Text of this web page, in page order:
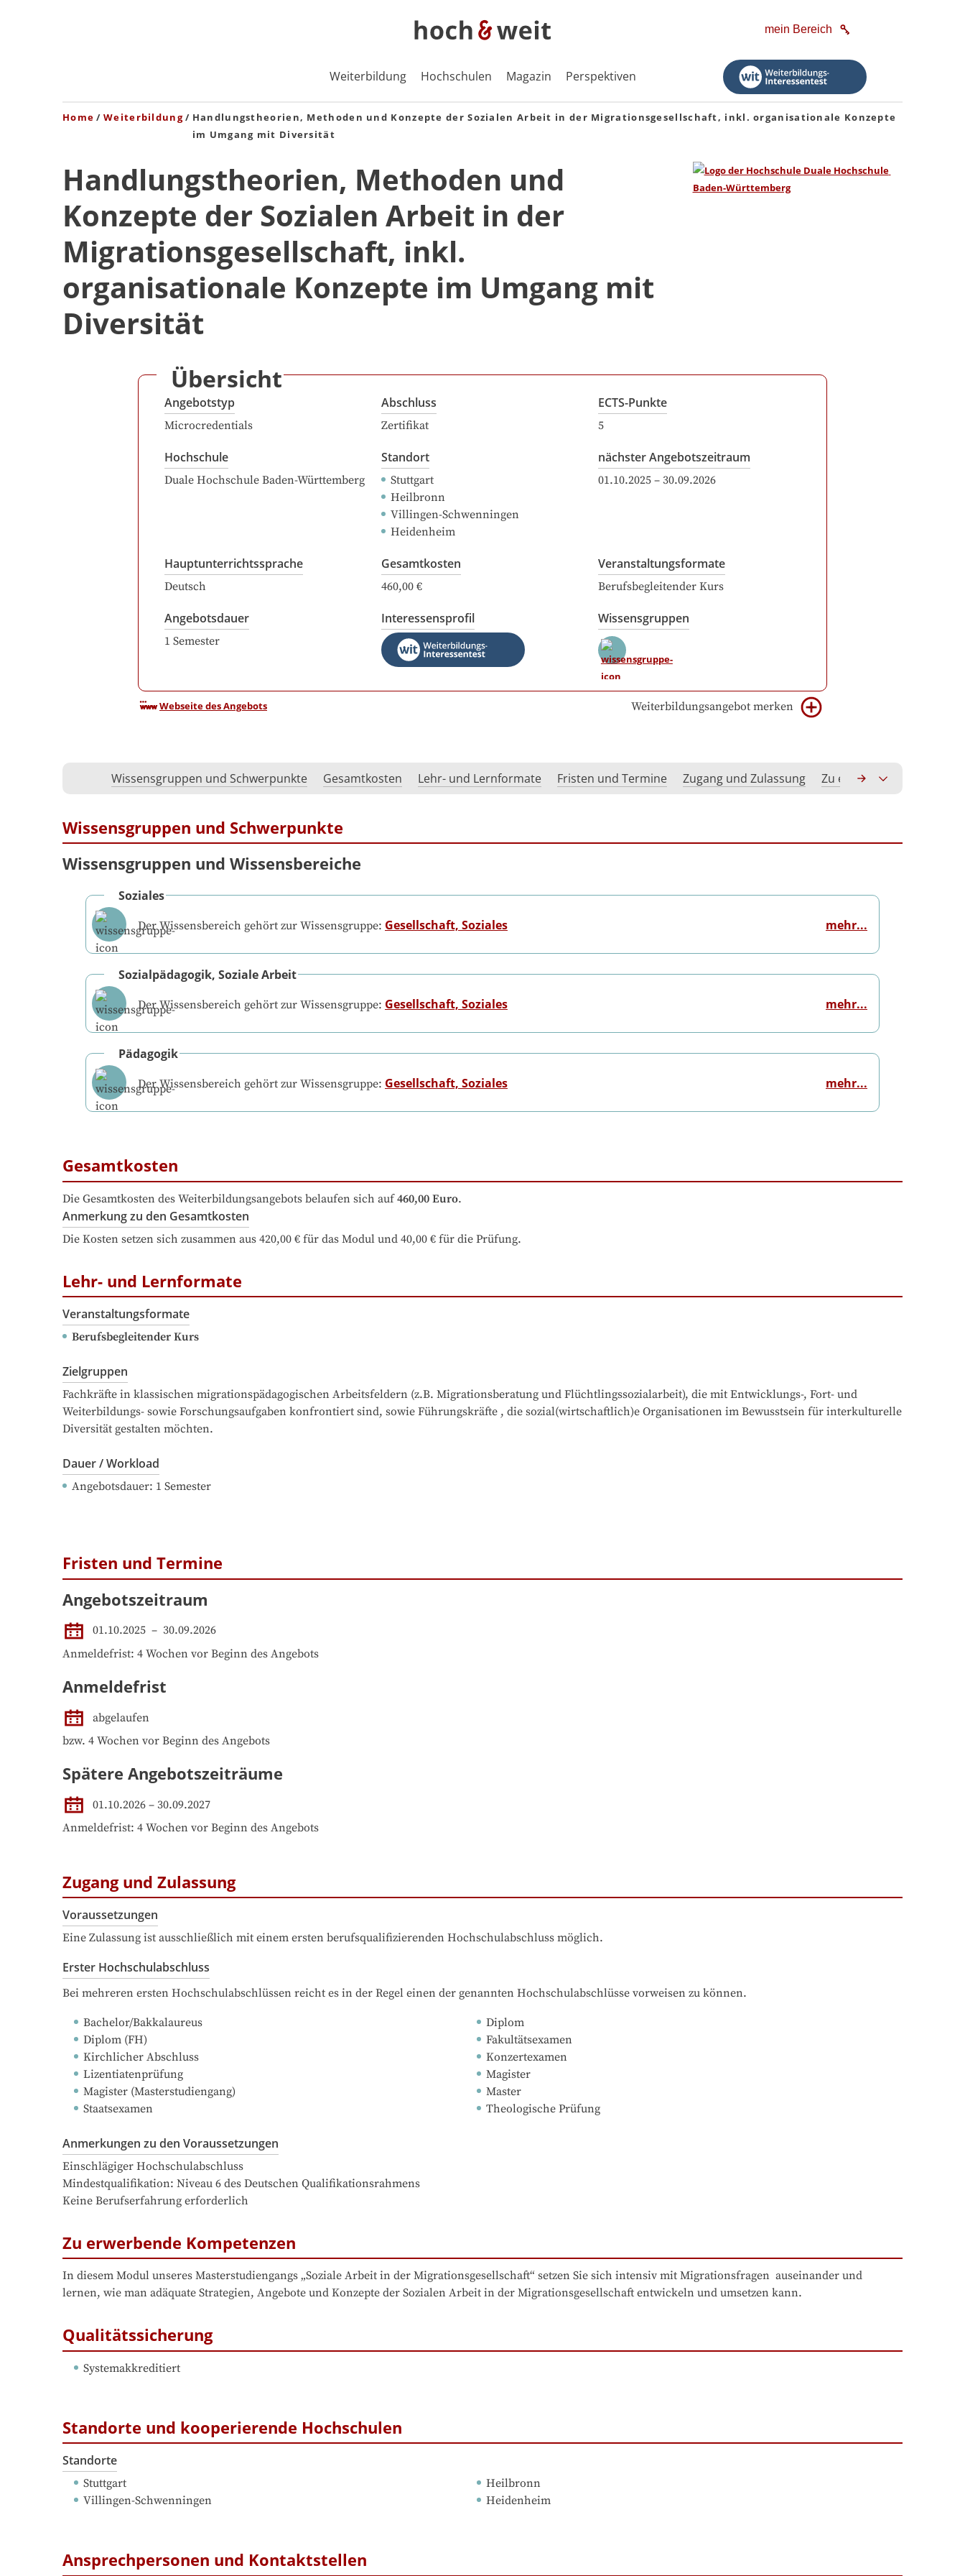
mein Bereich
Weiterbildung Hochschulen Magazin Perspektiven
Home Weiterbildung
Handlungstheorien, Methoden und Konzepte der Sozialen Arbeit in der Migrationsgesellschaft, inkl. organisationale Konzepte
im Umgang mit Diversität
Handlungstheorien, Methoden und
Konzepte der Sozialen Arbeit in der
Migrationsgesellschaft, inkl.
organisationale Konzepte im Umgang mit
Diversität
Übersicht
Angebotstyp
Microcredentials
Abschluss
Zertifikat
ECTS-Punkte
5
Hochschule
Duale Hochschule Baden-Württemberg
Standort
Stuttgart
Heilbronn
Villingen-Schwenningen
Heidenheim
nächster Angebotszeitraum
01.10.2025 – 30.09.2026
Hauptunterrichtssprache
Deutsch
Gesamtkosten
460,00 €
Veranstaltungsformate
Berufsbegleitender Kurs
Angebotsdauer
1 Semester
Interessensprofil Wissensgruppen
Webseite des Angebots Weiterbildungsangebot merken
Wissensgruppen und Schwerpunkte Gesamtkosten Lehr- und Lernformate Fristen und Termine Zugang und Zulassung Zu erwerbende
Wissensgruppen und Schwerpunkte
Wissensgruppen und Wissensbereiche
Soziales
Der Wissensbereich gehört zur Wissensgruppe: Gesellschaft, Soziales mehr...
Sozialpädagogik, Soziale Arbeit
Der Wissensbereich gehört zur Wissensgruppe: Gesellschaft, Soziales mehr...
Pädagogik
Der Wissensbereich gehört zur Wissensgruppe: Gesellschaft, Soziales mehr...
Gesamtkosten
Die Gesamtkosten des Weiterbildungsangebots belaufen sich auf 460,00 Euro.
Anmerkung zu den Gesamtkosten
Die Kosten setzen sich zusammen aus 420,00 € für das Modul und 40,00 € für die Prüfung.
Lehr- und Lernformate
Veranstaltungsformate
Berufsbegleitender Kurs
Zielgruppen
Fachkräfte in klassischen migrationspädagogischen Arbeitsfeldern (z.B. Migrationsberatung und Flüchtlingssozialarbeit), die mit Entwicklungs-, Fort- und
Weiterbildungs- sowie Forschungsaufgaben konfrontiert sind, sowie Führungskräfte , die sozial(wirtschaftlich)e Organisationen im Bewusstsein für interkulturelle
Diversität gestalten möchten.
Dauer / Workload
Angebotsdauer: 1 Semester
Fristen und Termine
Angebotszeitraum
01.10.2025 – 30.09.2026
Anmeldefrist: 4 Wochen vor Beginn des Angebots
Anmeldefrist
abgelaufen
bzw. 4 Wochen vor Beginn des Angebots
Spätere Angebotszeiträume
01.10.2026 – 30.09.2027
Anmeldefrist: 4 Wochen vor Beginn des Angebots
Zugang und Zulassung
Voraussetzungen
Eine Zulassung ist ausschließlich mit einem ersten berufsqualifizierenden Hochschulabschluss möglich.
Erster Hochschulabschluss
Bei mehreren ersten Hochschulabschlüssen reicht es in der Regel einen der genannten Hochschulabschlüsse vorweisen zu können.
Bachelor/Bakkalaureus
Diplom
Diplom (FH)
Fakultätsexamen
Kirchlicher Abschluss
Konzertexamen
Lizentiatenprüfung
Magister
Magister (Masterstudiengang)
Master
Staatsexamen
Theologische Prüfung
Anmerkungen zu den Voraussetzungen
Einschlägiger Hochschulabschluss
Mindestqualifikation: Niveau 6 des Deutschen Qualifikationsrahmens
Keine Berufserfahrung erforderlich
Zu erwerbende Kompetenzen
In diesem Modul unseres Masterstudiengangs „Soziale Arbeit in der Migrationsgesellschaft“ setzen Sie sich intensiv mit Migrationsfragen  auseinander und
lernen, wie man adäquate Strategien, Angebote und Konzepte der Sozialen Arbeit in der Migrationsgesellschaft entwickeln und umsetzen kann.
Qualitätssicherung
Systemakkreditiert
Standorte und kooperierende Hochschulen
Standorte
Stuttgart
Heilbronn
Villingen-Schwenningen
Heidenheim
Ansprechpersonen und Kontaktstellen